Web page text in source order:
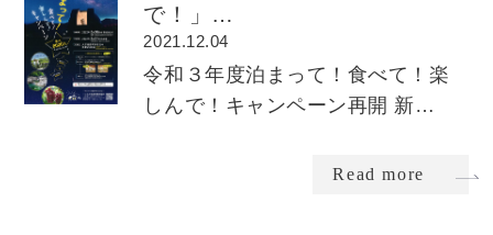
で！」…
2021.12.04
令和３年度泊まって！食べて！楽
しんで！キャンペーン再開 新…
Read more